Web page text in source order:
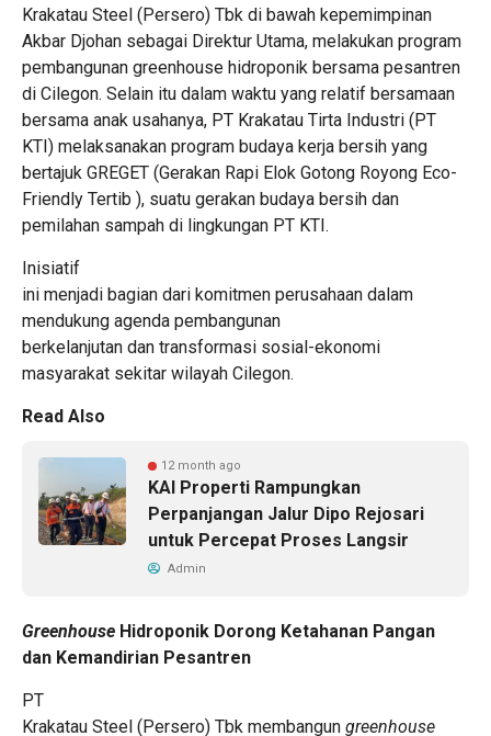
Krakatau Steel (Persero) Tbk di bawah kepemimpinan
Akbar Djohan sebagai Direktur Utama, melakukan program
pembangunan greenhouse hidroponik bersama pesantren
di Cilegon. Selain itu dalam waktu yang relatif bersamaan
bersama anak usahanya, PT Krakatau Tirta Industri (PT
KTI) melaksanakan program budaya kerja bersih yang
bertajuk GREGET (Gerakan Rapi Elok Gotong Royong Eco-
Friendly Tertib ), suatu gerakan budaya bersih dan
pemilahan sampah di lingkungan PT KTI.
Inisiatif
ini menjadi bagian dari komitmen perusahaan dalam
mendukung agenda pembangunan
berkelanjutan dan transformasi sosial-ekonomi
masyarakat sekitar wilayah Cilegon.
Read Also
12 month ago
KAI Properti Rampungkan
Perpanjangan Jalur Dipo Rejosari
untuk Percepat Proses Langsir
Admin
Greenhouse Hidroponik Dorong Ketahanan Pangan
dan Kemandirian Pesantren
PT
Krakatau Steel (Persero) Tbk membangun greenhouse